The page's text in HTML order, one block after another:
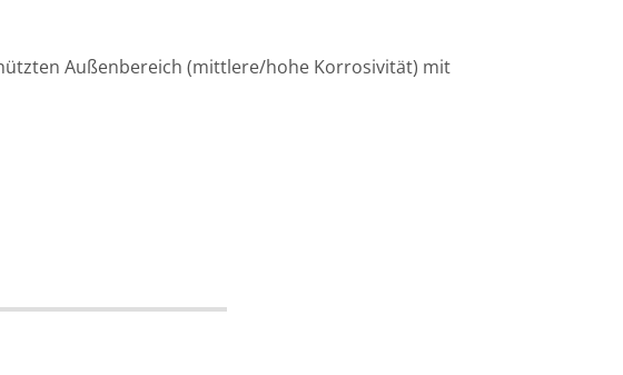
Außenbereich (mittlere/hohe Korrosivität) mit